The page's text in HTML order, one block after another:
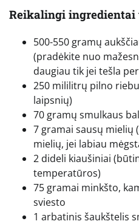
Reikalingi ingredientai
500-550 gramų
(pradėkite nuo
daugiau tik jei tešla
250 mililitrų pilno
laipsnių)
70 gramų smulkaus
7 gramai sausų mielių
mielių, jei labiau
2 dideli kiaušiniai
temperatūros)
75 gramai minkšto,
sviesto
1 arbatinis šaukštelis